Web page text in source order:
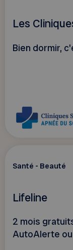
Les
Bien dormir,
Santé - Beauté
Lifeline
2 mois
AutoAlerte